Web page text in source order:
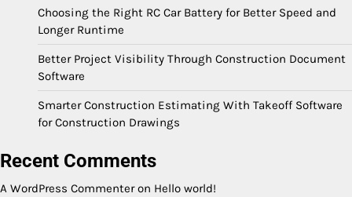
Choosing the Right RC Car Battery for Better Speed and
Longer Runtime
Better Project Visibility Through Construction Document
Software
Smarter Construction Estimating With Takeoff Software
for Construction Drawings
Recent Comments
A WordPress Commenteron Hello world!